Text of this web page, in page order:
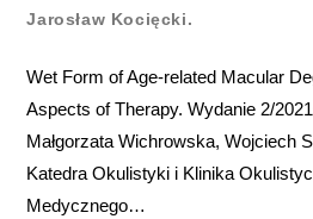
Jarosław Kocięcki.
Wet Form of Age-related Macular
Aspects of Therapy. Wydanie 2/
Małgorzata Wichrowska, Wojciech
Katedra Okulistyki i Klinika
Medycznego…